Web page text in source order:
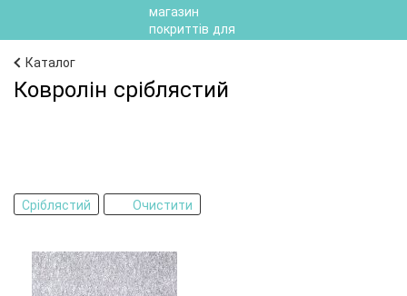
Каталог
Ковролін сріблястий
Сріблястий Очистити